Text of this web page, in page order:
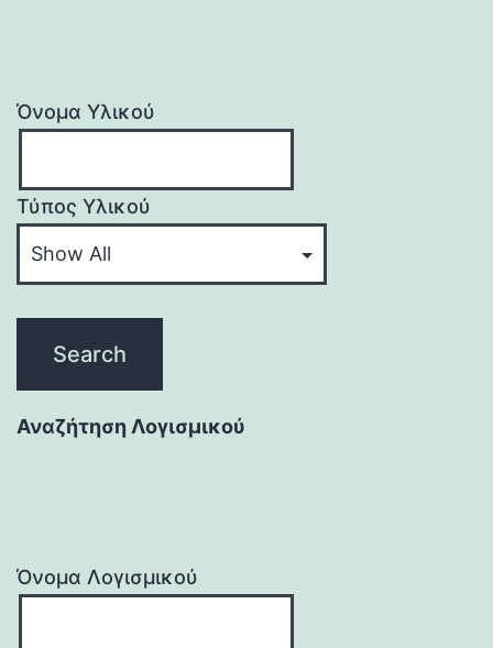
Όνομα Υλικού
Τύπος Υλικού
Αναζήτηση Λογισμικού
Όνομα Λογισμικού